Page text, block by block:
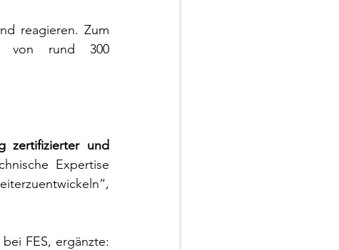
reagieren. Zum
von rund 300
zertifizierter und
Expertise
FES, ergänzte: